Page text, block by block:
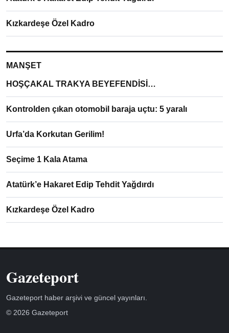
Kızkardeşe Özel Kadro
MANŞET
HOŞÇAKAL TRAKYA BEYEFENDİSİ…
Kontrolden çıkan otomobil baraja uçtu: 5 yaralı
Urfa’da Korkutan Gerilim!
Seçime 1 Kala Atama
Atatürk’e Hakaret Edip Tehdit Yağdırdı
Kızkardeşe Özel Kadro
Gazeteport
Gazeteport haber arşivi ve güncel yayınları.
© 2026 Gazeteport